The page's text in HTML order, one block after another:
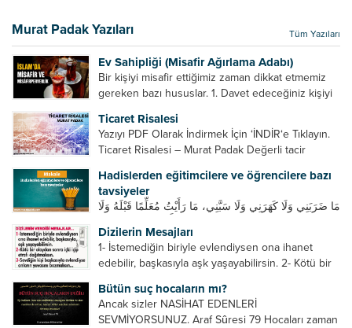
Murat Padak Yazıları Tüm Yazıları
Ev Sahipliği (Misafir Ağırlama Adabı)
Bir kişiyi misafir ettiğimiz zaman dikkat etmemiz
gereken bazı hususlar. 1. Davet edeceğiniz kişiyi
önce, bir hafta önce veya gün içinde davet edin....
Ticaret Risalesi
Yazıyı PDF Olarak İndirmek İçin ‘İNDİR‘e Tıklayın.
Ticaret Risalesi – Murat Padak Değerli tacir
ticaret yapmaktır. Peygamber efendimiz de ticaret
yapmıştır. Hz. Hatice...
Hadislerden eğitimcilere ve öğrencilere bazı
tavsiyeler
مَا ضَرَبَنِي وَلَا كَهَرَنِي وَلَا سَبَّنِي، مَا رَأَيْتُ مُعَلِّمًا قَبْلَهُ وَلَا
ve sellem beni dövmedi, azarlamadı ve bana
sövmedi. Ben ne ondan önce...
Dizilerin Mesajları
1- İstemediğin biriyle evlendiysen ona ihanet
edebilir, başkasıyla aşk yaşayabilirsin. 2- Kötü bir
Sevdiğin kişi başkasıyla evlendiyse onların
yuvasını bozmalısın. 4- Hiçbir dizide...
Bütün suç hocaların mı?
Ancak sizler NASİHAT EDENLERİ
SEVMİYORSUNUZ. Araf Sûresi 79 Hocaları zaman